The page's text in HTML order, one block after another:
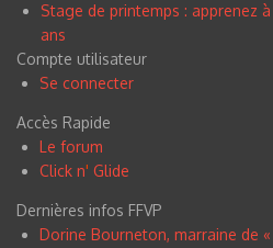
Stage de printemps : apprenez
ans
Compte utilisateur
Se connecter
Accès Rapide
Le forum
Click n' Glide
Dernières infos FFVP
Dorine Bourneton, marraine de